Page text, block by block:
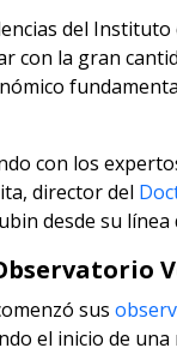
del
con la gran
con los
director del
desde su
sus
el inicio de